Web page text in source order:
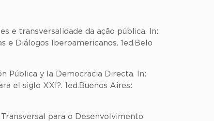
e transversalidade da ação pública. In:
e Diálogos Iberoamericanos. 1ed.Belo
Pública y la Democracia Directa. In:
el siglo XXI?. 1ed.Buenos Aires:
Transversal para o Desenvolvimento